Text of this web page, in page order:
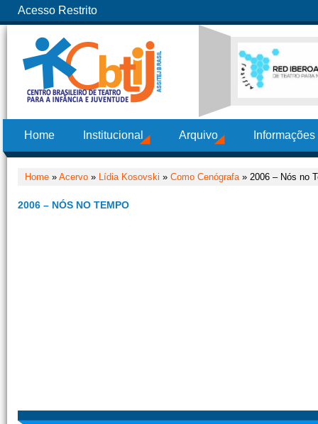
Acesso Restrito
Home Institucional Arquivo
Home » Acervo » Lídia Kosovski » Como Cenógrafa» 2006 – Nós no
2006 – NÓS NO TEMPO